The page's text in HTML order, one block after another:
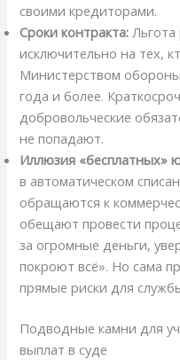
своими кредиторами.
Сроки контракта: Льгота
исключительно на тех,
Министерством
года и более.
добровольческие
не попадают.
Иллюзия «бесплатных»
в автоматическом
обращаются к
обещают провести
за огромные деньги,
покроют всё». Но сама
прямые риски для
Подводные камни для
выплат в суде